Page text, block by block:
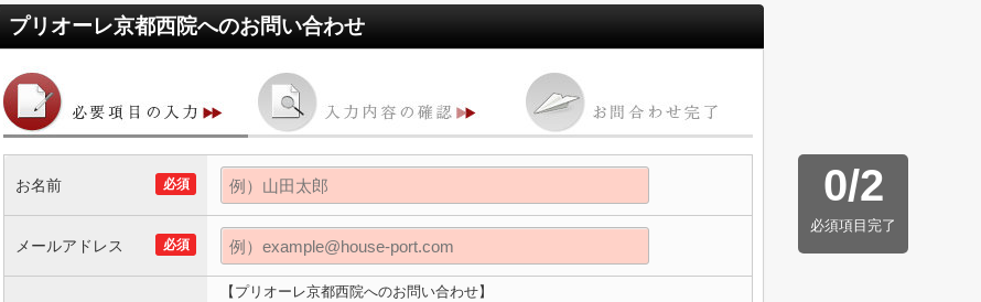
プリオーレ京都西院へのお問い合わせ
0/2
必須項目完了
必須
お名前
必須
メールアドレス
【プリオーレ京都西院へのお問い合わせ】